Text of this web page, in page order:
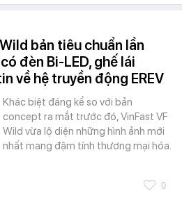
bản tiêu chuẩn lần
đèn Bi-LED, ghế lái
về hệ truyền động EREV
Khác biệt đáng kể so với bản
concept ra mắt trước đó, VinFast VF
Wild vừa lộ diện những hình ảnh mới
nhất mang đậm tính thương mại hóa.
0